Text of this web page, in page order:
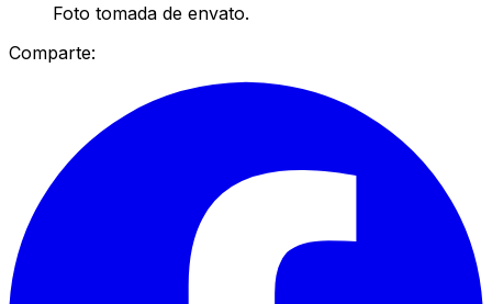
Foto tomada de envato.
Comparte: